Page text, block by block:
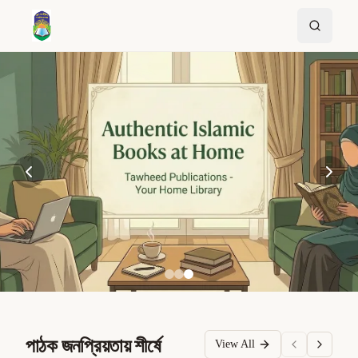
পাঠক জনপ্রিয়তায় শীর্ষে View All